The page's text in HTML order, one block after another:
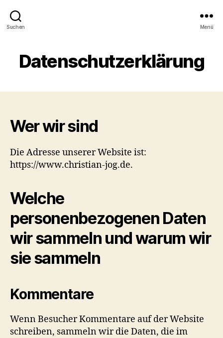
Suchen Menü
Datenschutzerklärung
Wer wir sind
Die Adresse unserer Website ist:
https://www.christian-jog.de.
Welche
personenbezogenen Daten
wir sammeln und warum wir
sie sammeln
Kommentare
Wenn Besucher Kommentare auf der Website
schreiben, sammeln wir die Daten, die im